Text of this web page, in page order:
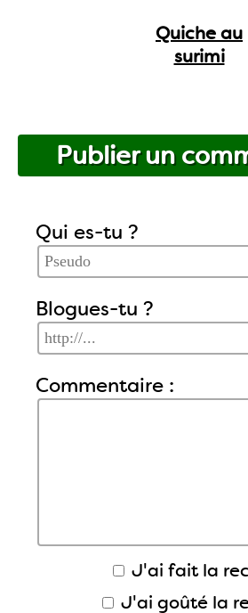
Quiche au
surimi
Publier un
Qui es-tu ?
Blogues-tu ?
Commentaire :
J'ai fait la
J'ai goûté la